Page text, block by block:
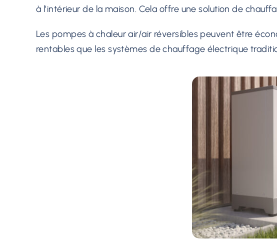
à l’intérieur de la maison. Cela offre une solution de
Les pompes à chaleur air/air réversibles peuvent être
rentables que les systèmes de chauffage électrique